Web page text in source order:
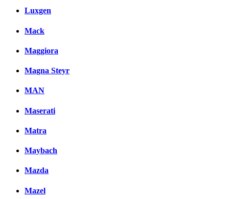
Luxgen
Mack
Maggiora
Magna Steyr
MAN
Maserati
Matra
Maybach
Mazda
Mazel